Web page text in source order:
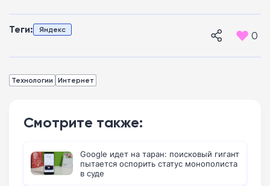
Теги: Яндекс 0
Технологии Интернет
Смотрите также:
Google идет на таран: поисковый гигант
пытается оспорить статус монополиста
в суде